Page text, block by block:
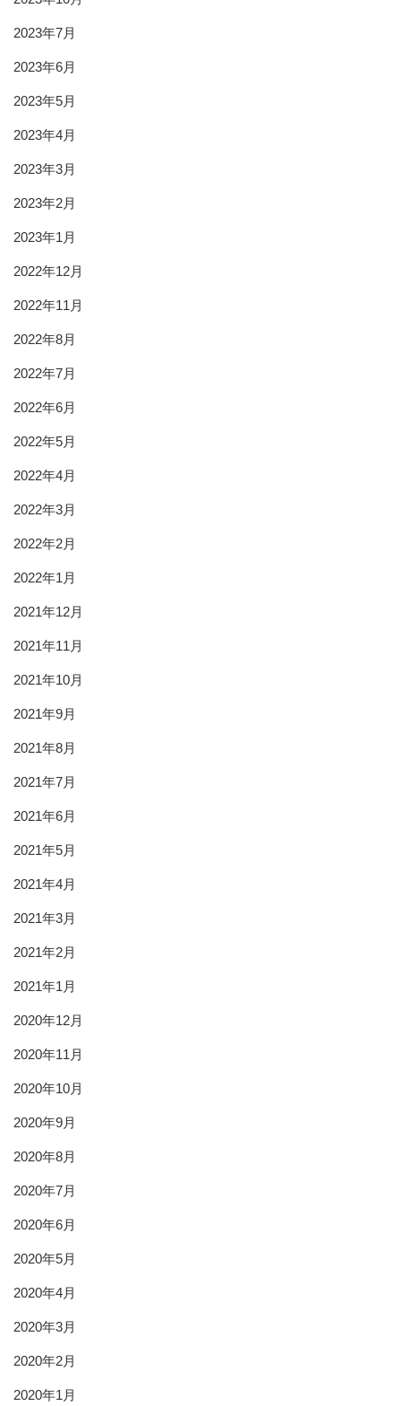
2023年7月
2023年6月
2023年5月
2023年4月
2023年3月
2023年2月
2023年1月
2022年12月
2022年11月
2022年8月
2022年7月
2022年6月
2022年5月
2022年4月
2022年3月
2022年2月
2022年1月
2021年12月
2021年11月
2021年10月
2021年9月
2021年8月
2021年7月
2021年6月
2021年5月
2021年4月
2021年3月
2021年2月
2021年1月
2020年12月
2020年11月
2020年10月
2020年9月
2020年8月
2020年7月
2020年6月
2020年5月
2020年4月
2020年3月
2020年2月
2020年1月